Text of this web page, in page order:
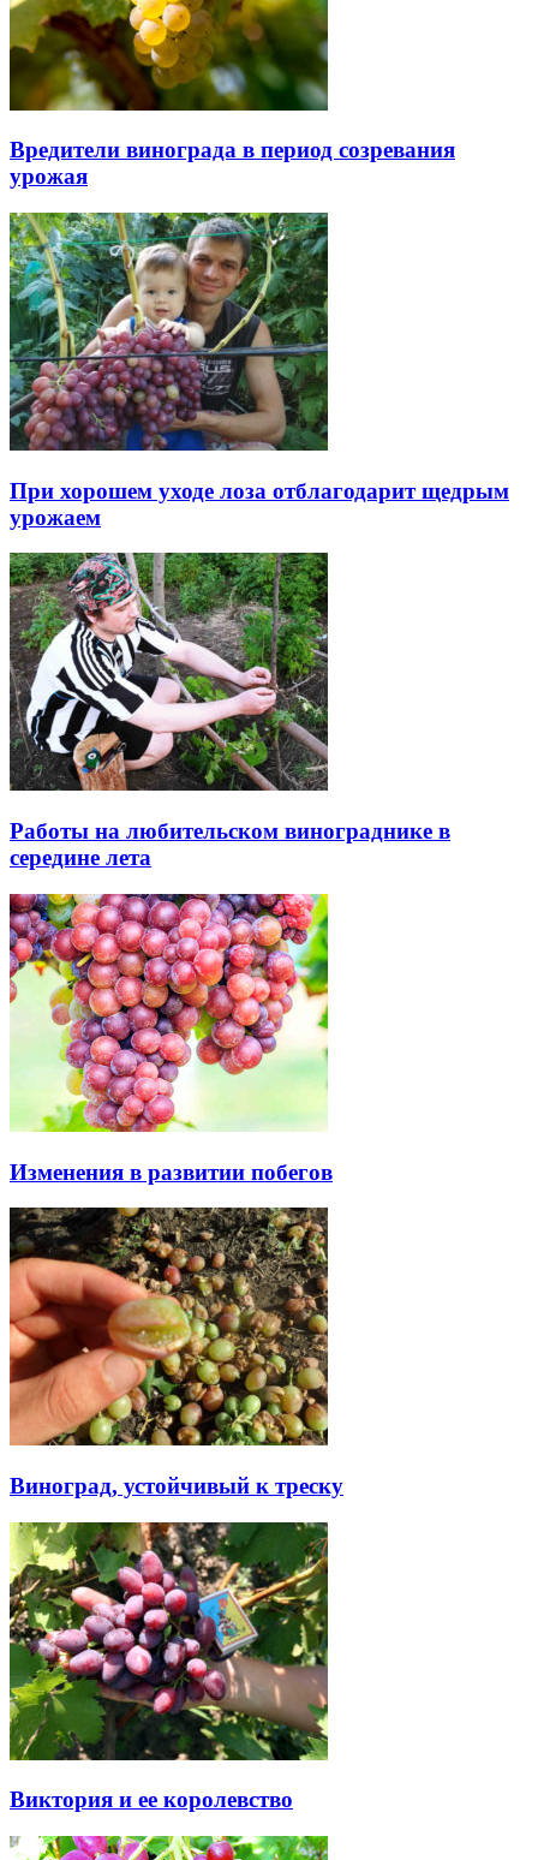
Вредители винограда в период созревания
урожая
При хорошем уходе лоза отблагодарит щедрым
урожаем
Работы на любительском винограднике в
середине лета
Изменения в развитии побегов
Виноград, устойчивый к треску
Виктория и ее королевство